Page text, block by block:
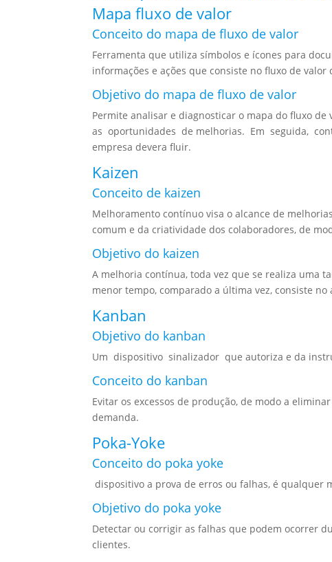
Mapa fluxo de valor
Conceito do mapa de fluxo de valor
Ferramenta que utiliza símbolos e ícones para
informações e ações que consiste no fluxo de valor
Objetivo do mapa de fluxo de valor
Permite analisar e diagnosticar o mapa do fluxo
as oportunidades de melhorias. Em seguida,
empresa devera fluir.
Kaizen
Conceito de kaizen
Melhoramento contínuo visa o alcance de
comum e da criatividade dos colaboradores, de
Objetivo do kaizen
A melhoria contínua, toda vez que se realiza uma
menor tempo, comparado a última vez, consiste
Kanban
Objetivo do kanban
Um dispositivo sinalizador que autoriza e da
Conceito do kanban
Evitar os excessos de produção, de modo a
demanda.
Poka-Yoke
Conceito do poka yoke
dispositivo a prova de erros ou falhas, é qualquer
Objetivo do poka yoke
Detectar ou corrigir as falhas que podem ocorrer
clientes.